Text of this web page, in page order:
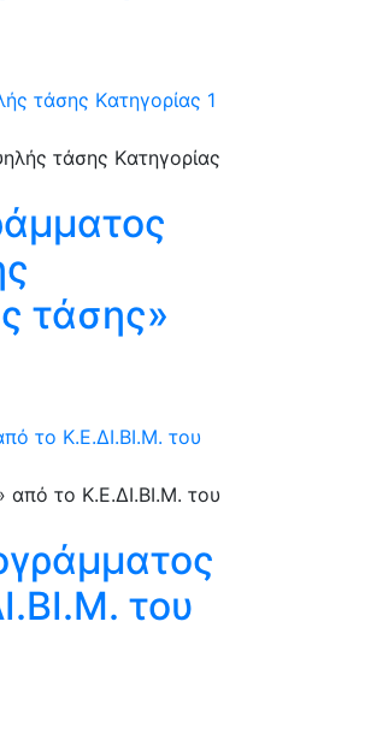
τάσης Kατηγορίας 1
τάσης»
το Κ.Ε.ΔΙ.ΒΙ.Μ. του
του